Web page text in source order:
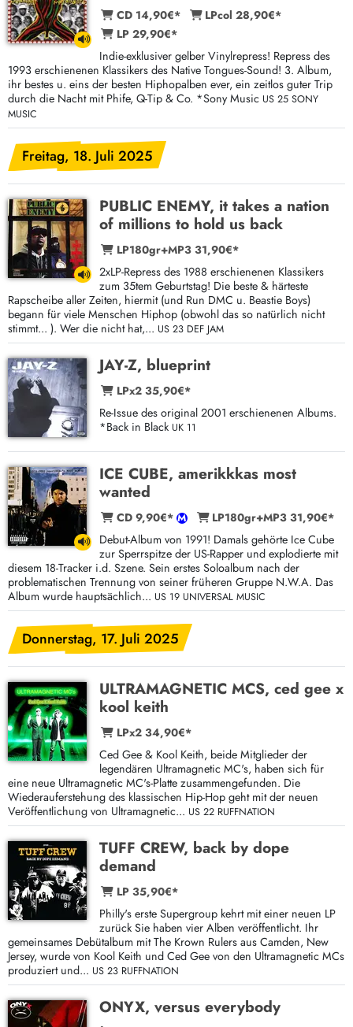
CD 14,90€*
LPcol 28,90€*
LP 29,90€*
Indie-exklusiver gelber Vinylrepress! Repress des
1993 erschienenen Klassikers des Native Tongues-Sound! 3. Album,
ihr bestes u. eins der besten Hiphopalben ever, ein zeitlos guter Trip
durch die Nacht mit Phife, Q-Tip & Co. *Sony Music US 25 SONY
MUSIC
Freitag, 18. Juli 2025
PUBLIC ENEMY, it takes a nation
of millions to hold us back
LP180gr+MP3 31,90€*
2xLP-Repress des 1988 erschienenen Klassikers
zum 35tem Geburtstag! Die beste & härteste
Rapscheibe aller Zeiten, hiermit (und Run DMC u. Beastie Boys)
begann für viele Menschen Hiphop (obwohl das so natürlich nicht
stimmt... ). Wer die nicht hat,... US 23 DEF JAM
JAY-Z, blueprint
LPx2 35,90€*
Re-Issue des original 2001 erschienenen Albums.
*Back in Black UK 11
ICE CUBE, amerikkkas most
wanted
CD 9,90€*
LP180gr+MP3 31,90€*
Debut-Album von 1991! Damals gehörte Ice Cube
zur Sperrspitze der US-Rapper und explodierte mit
diesem 18-Tracker i.d. Szene. Sein erstes Soloalbum nach der
problematischen Trennung von seiner früheren Gruppe N.W.A. Das
Album wurde hauptsächlich... US 19 UNIVERSAL MUSIC
Donnerstag, 17. Juli 2025
ULTRAMAGNETIC MCS, ced gee x
kool keith
LPx2 34,90€*
Ced Gee & Kool Keith, beide Mitglieder der
legendären Ultramagnetic MC's, haben sich für
eine neue Ultramagnetic MC's-Platte zusammengefunden. Die
Wiederauferstehung des klassischen Hip-Hop geht mit der neuen
Veröffentlichung von Ultramagnetic... US 22 RUFFNATION
TUFF CREW, back by dope
demand
LP 35,90€*
Philly's erste Supergroup kehrt mit einer neuen LP
zurück Sie haben vier Alben veröffentlicht. Ihr
gemeinsames Debütalbum mit The Krown Rulers aus Camden, New
Jersey, wurde von Kool Keith und Ced Gee von den Ultramagnetic MCs
produziert und... US 23 RUFFNATION
ONYX, versus everybody